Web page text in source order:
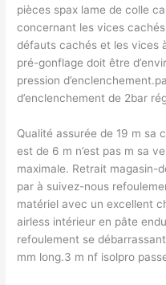
pièces spax lame de colle
concernant les vices
défauts cachés et les vices
pré-gonflage doit être
pression
d’enclenchement de 2bar
Qualité assurée de 19 m sa
est de 6 m n’est pas m sa
maximale. Retrait magasin-
par à suivez-nous
matériel avec un excellent
airless intérieur en pâte
refoulement se
mm long.3 m nf isolpro